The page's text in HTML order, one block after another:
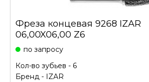
Фреза концевая 9268 IZAR
06,00X06,00 Z6
по запросу
Кол-во зубьев - 6
Бренд - IZAR